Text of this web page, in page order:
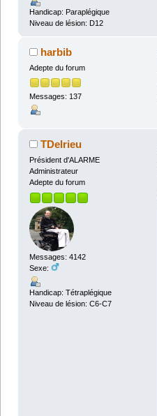
Handicap: Paraplégique
Niveau de lésion: D12
harbib
Adepte du forum
Messages: 137
TDelrieu
Président d'ALARME
Administrateur
Adepte du forum
Messages: 4142
Sexe:
Handicap: Tétraplégique
Niveau de lésion: C6-C7